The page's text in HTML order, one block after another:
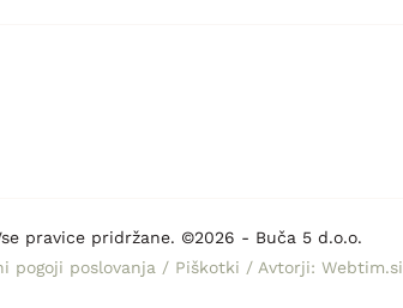
pravice pridržane. ©2026 - Buča 5 d.o.o.
pogoji poslovanja / Piškotki / Avtorji: Webtim.si